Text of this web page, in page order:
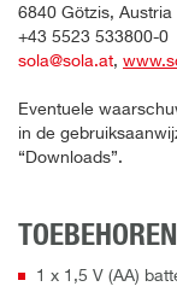
6840 Götzis, Austria
+43 5523 533800-0
sola@sola.at,
Eventuele
in de
“Downloads”.
1 x 1,5 V (AA)